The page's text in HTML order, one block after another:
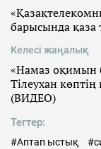
барысында қаза
Келесі жаңалық
«Намаз оқимын
Тілеухан
(ВИДЕО)
Тегтер:
#Аптап ыстық